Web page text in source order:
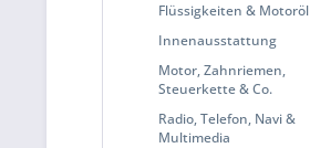
Flüssigkeiten & Motoröl
Innenausstattung
Motor, Zahnriemen,
Steuerkette & Co.
Radio, Telefon, Navi &
Multimedia